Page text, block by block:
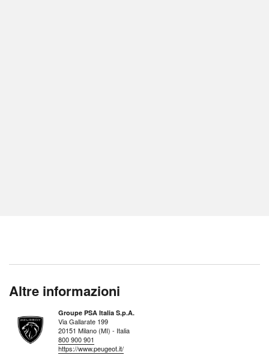
Altre informazioni
Groupe PSA Italia S.p.A.
Via Gallarate 199
20151 Milano (MI) - Italia
800 900 901
https://www.peugeot.it/